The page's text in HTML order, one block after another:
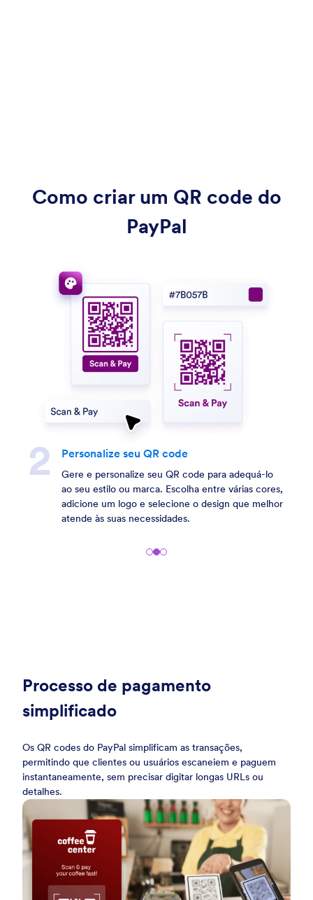
Como criar um QR code do
PayPal
Personalize seu QR code
Gere e personalize seu QR code para adequá-lo
ao seu estilo ou marca. Escolha entre várias cores,
adicione um logo e selecione o design que melhor
atende às suas necessidades.
Processo de pagamento
simplificado
Os QR codes do PayPal simplificam as transações,
permitindo que clientes ou usuários escaneiem e paguem
instantaneamente, sem precisar digitar longas URLs ou
detalhes.